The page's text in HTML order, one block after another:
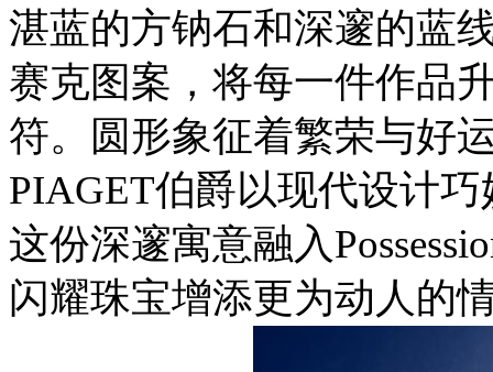
湛蓝的方钠石和深邃的蓝
赛克图案，将每一件作品
符。
圆形象征着繁荣与好
PIAGET伯爵以现代设计
这份深邃寓意融入
闪耀珠宝增添更为动人的